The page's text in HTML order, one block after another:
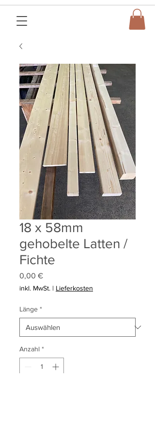
18 x 58mm
gehobelte Latten /
Fichte
0,00 €Preis
inkl. MwSt. | Lieferkosten
Länge *
Anzahl *